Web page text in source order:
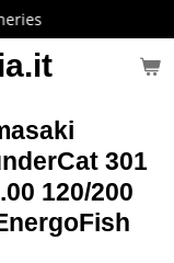
301
120/200